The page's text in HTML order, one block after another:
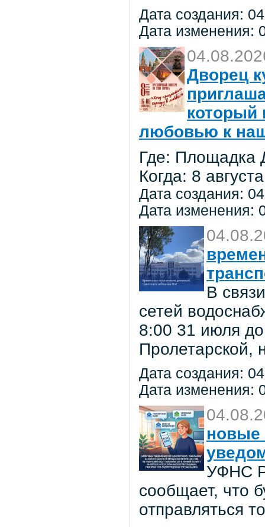
Дата создания:
Дата изменения:
Дворец
который
любовью к
Где: Площадка
Когда: 8
Дата создания:
Дата изменения:
В
сетей
8:00 31 июля
Пролетарской,
Дата создания:
Дата изменения:
новые
УФНС
сообщает, что
отправляться